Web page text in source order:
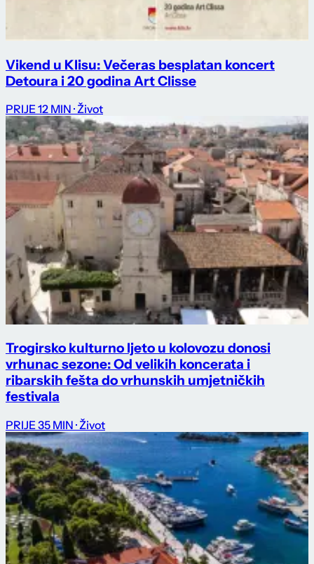
Vikend u Klisu: Večeras besplatan koncert
Detoura i 20 godina Art Clisse
PRIJE 12 MIN · Život
Trogirsko kulturno ljeto u kolovozu donosi
vrhunac sezone: Od velikih koncerata i
ribarskih fešta do vrhunskih umjetničkih
festivala
PRIJE 35 MIN · Život